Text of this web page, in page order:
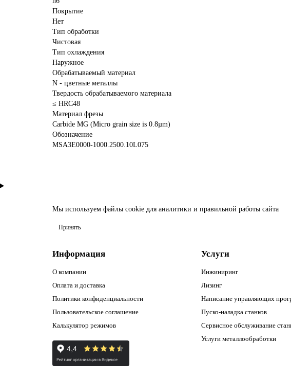
Покрытие
Нет
Тип обработки
Чистовая
Тип охлаждения
Наружное
Обрабатываемый материал
N - цветные металлы
Твердость обрабатываемого материала
≤ HRC48
Материал фрезы
Carbide MG (Micro grain size is 0.8µm)
Обозначение
MSA3E0000-1000.2500.10L075
Мы используем файлы cookie для аналитики и правильной работы сайта
Принять
Информация
О компании
Оплата и доставка
Политики конфиденциальности
Пользовательское соглашение
Калькулятор режимов
Услуги
Инжиниринг
Лизинг
Написание управляющих
Пуско-наладка станков
Сервисное обслуживание
Услуги металлообработки